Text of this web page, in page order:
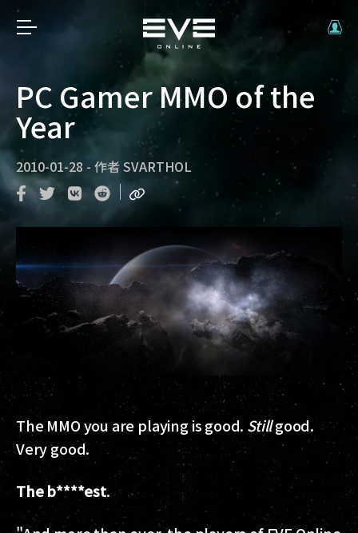
PC Gamer MMO of the
Year
2010-01-28 - 作者 SVARTHOL
The MMO you are playing is good. Stillgood.
Verygood.
The b****est.